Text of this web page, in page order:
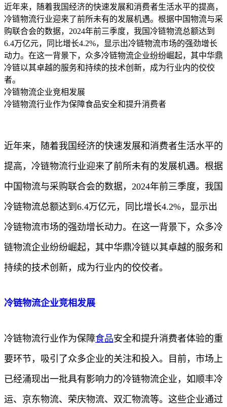
近年来，随着我国经济的快速发展和消费者生活水平的提高，
冷链物流行业迎来了前所未有的发展机遇。根据中国物流与采
购联合会的数据，2024年前三季度，我国冷链物流总额达到
6.4万亿元，同比增长4.2%，显示出冷链物流市场的强劲增长
动力。在这一背景下，众多冷链物流企业纷纷崛起，其中华鼎
冷链以其卓越的服务和持续的技术创新，成为行业内的佼佼
者。
冷链物流企业竞相发展
冷链物流行业作为保障食品安全和提升消费者
近年来，随着我国经济的快速发展和消费者生活水平的
提高，冷链物流行业迎来了前所未有的发展机遇。根据
中国物流与采购联合会的数据，2024年前三季度，我国
冷链物流总额达到6.4万亿元，同比增长4.2%，显示出
冷链物流市场的强劲增长动力。在这一背景下，众多冷
链物流企业纷纷崛起，其中华鼎冷链以其卓越的服务和
持续的技术创新，成为行业内的佼佼者。
冷链物流企业竞相发展
冷链物流行业作为保障食品安全和提升消费者体验的重
要环节，吸引了众多企业的关注和投入。目前，市场上
已经涌现出一批具有影响力的冷链物流企业，如顺丰冷
运、京东物流、荣庆物流、双汇物流等。这些企业通过